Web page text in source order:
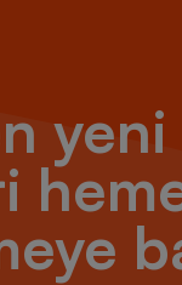
yeni